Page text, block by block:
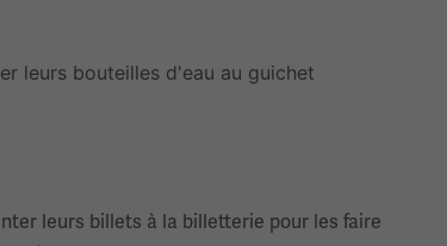
leurs bouteilles d'eau au guichet
leurs billets à la billetterie pour les faire